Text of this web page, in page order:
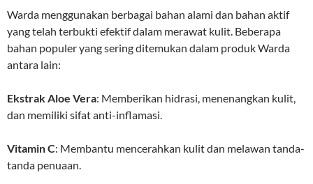
Warda menggunakan berbagai bahan alami dan bahan aktif
yang telah terbukti efektif dalam merawat kulit. Beberapa
bahan populer yang sering ditemukan dalam produk Warda
antara lain:
Ekstrak Aloe Vera: Memberikan hidrasi, menenangkan kulit,
dan memiliki sifat anti-inflamasi.
Vitamin C: Membantu mencerahkan kulit dan melawan tanda-
tanda penuaan.